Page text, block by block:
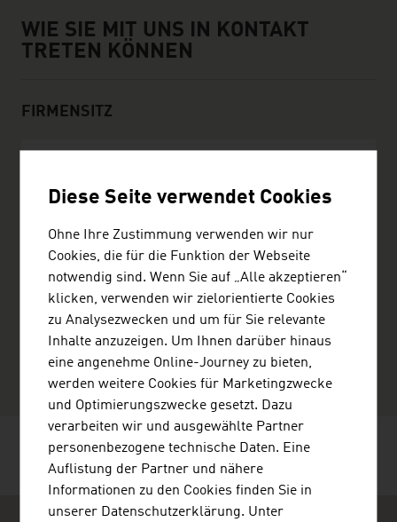
WIE SIE MIT UNS IN KONTAKT
TRETEN KÖNNEN
FIRMENSITZ
1120 Wien
Österreich
+4312533700
kta_office@kontron.com
http://www.kontron.com/ktrdn
vCard
Diese Seite verwendet Cookies
Ohne Ihre Zustimmung verwenden wir nur
Cookies, die für die Funktion der Webseite
notwendig sind. Wenn Sie auf „Alle akzeptieren“
klicken, verwenden wir zielorientierte Cookies
zu Analysezwecken und um für Sie relevante
Inhalte anzuzeigen. Um Ihnen darüber hinaus
eine angenehme Online-Journey zu bieten,
werden weitere Cookies für Marketingzwecke
und Optimierungszwecke gesetzt. Dazu
verarbeiten wir und ausgewählte Partner
personenbezogene technische Daten. Eine
Auflistung der Partner und nähere
Informationen zu den Cookies finden Sie in
unserer Datenschutzerklärung. Unter